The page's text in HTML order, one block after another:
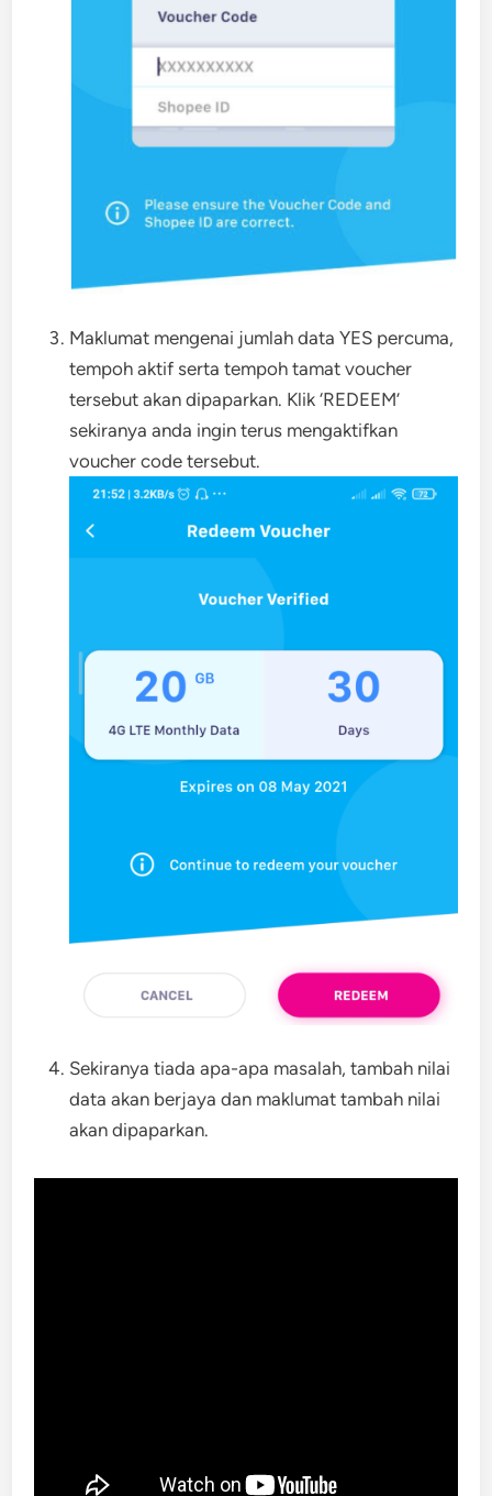
Maklumat mengenai jumlah data YES percuma,
tempoh aktif serta tempoh tamat voucher
tersebut akan dipaparkan. Klik ‘REDEEM’
sekiranya anda ingin terus mengaktifkan
voucher code tersebut.
Sekiranya tiada apa-apa masalah, tambah nilai
data akan berjaya dan maklumat tambah nilai
akan dipaparkan.